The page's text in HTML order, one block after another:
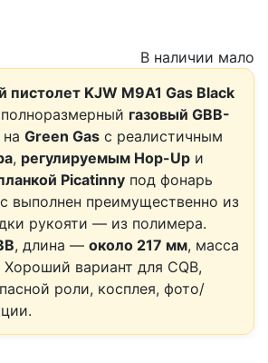
В наличии мало
пистолет KJW M9A1 Gas Black
газовый GBB-
Green Gas с реалистичным
, регулируемым Hop-Up и
Picatinny под фонарь
выполнен преимущественно из
рукояти — из полимера.
, длина — около 217 мм, масса
Хороший вариант для CQB,
роли, косплея, фото/